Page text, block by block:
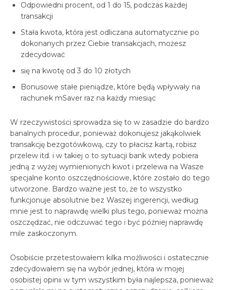
Odpowiedni procent, od 1 do 15, podczas każdej
transakcji
Stała kwota, która jest odliczana automatycznie po
dokonanych przez Ciebie transakcjach, możesz
zdecydować
się na kwotę od 3 do 10 złotych
Bonusowe stałe pieniądze, które będą wpływały na
rachunek mSaver raz na każdy miesiąc
W rzeczywistości sprowadza się to w zasadzie do bardzo
banalnych procedur, ponieważ dokonujesz jakąkolwiek
transakcję bezgotówkową, czy to płacisz kartą, robisz
przelew itd. i w takiej o to sytuacji bank wtedy pobiera
jedną z wyżej wymienionych kwot i przelewa na Wasze
specjalne konto oszczędnościowe, które zostało do tego
utworzone. Bardzo ważne jest to, że to wszystko
funkcjonuje absolutnie bez Waszej ingerencji, według
mnie jest to naprawdę wielki plus tego, ponieważ można
oszczędzać, nie odczuwać tego i być później naprawdę
mile zaskoczonym.
Osobiście przetestowałem kilka możliwości i ostatecznie
zdecydowałem się na wybór jednej, która w mojej
osobistej opinii w tym wszystkim była najlepsza, ponieważ